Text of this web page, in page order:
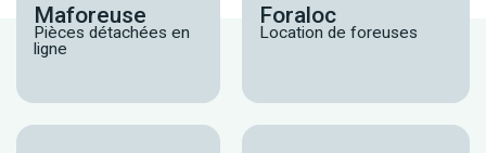
Maforeuse
Pièces détachées en
ligne
Foraloc
Location de foreuses